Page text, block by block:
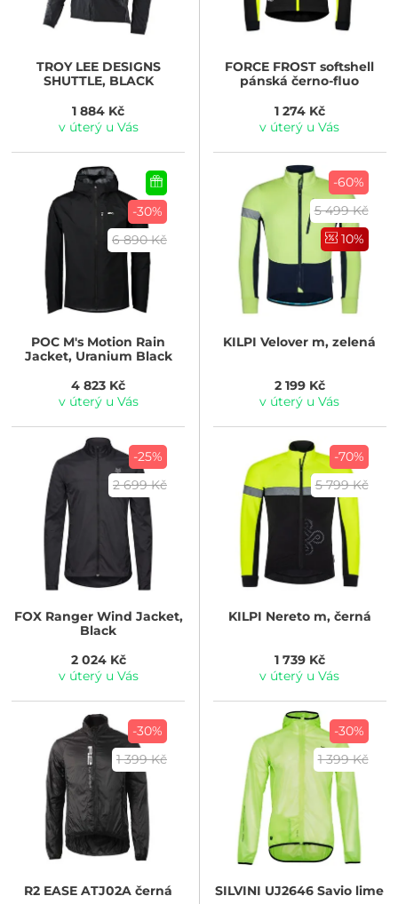
TROY LEE DESIGNS
SHUTTLE, BLACK
1 884 Kč
v úterý u Vás
FORCE FROST softshell
pánská černo-fluo
1 274 Kč
v úterý u Vás
-30%
6 890 Kč
POC M's Motion Rain
Jacket, Uranium Black
4 823 Kč
v úterý u Vás
-60%
5 499 Kč
10%
KILPI Velover m, zelená
2 199 Kč
v úterý u Vás
-25%
2 699 Kč
FOXRanger Wind Jacket,
Black
2 024 Kč
v úterý u Vás
-70%
5 799 Kč
KILPI Nereto m, černá
1 739 Kč
v úterý u Vás
-30%
1 399 Kč
R2 EASE ATJ02A černá
-30%
1 399 Kč
SILVINI UJ2646 Savio lime